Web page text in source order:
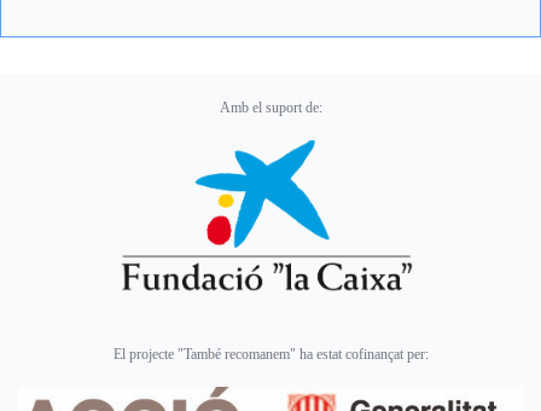
Amb el suport de:
El projecte "També recomanem" ha estat cofinançat per: